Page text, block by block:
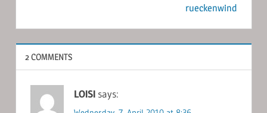
rueckenwind
2 COMMENTS
LOISI says: